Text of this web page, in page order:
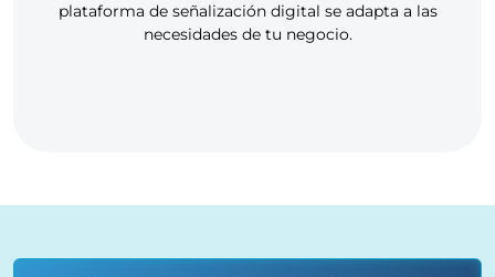
plataforma de señalización digital se adapta a las
necesidades de tu negocio.